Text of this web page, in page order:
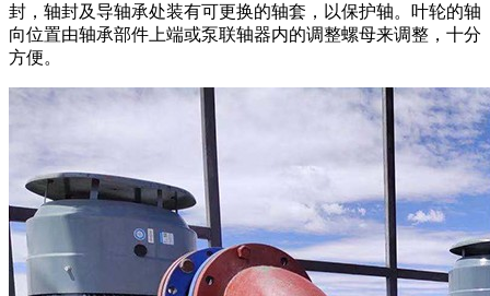
封，轴封及导轴承处装有可更换的轴套，以保护轴。叶轮的轴
向位置由轴承部件上端或泵联轴器内的调整螺母来调整，十分
方便。